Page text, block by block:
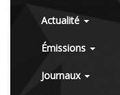
Actualité
Émissions
Journaux